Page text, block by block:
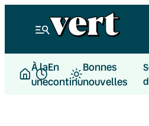
À la
une
En
continu
Bonnes
nouvelles